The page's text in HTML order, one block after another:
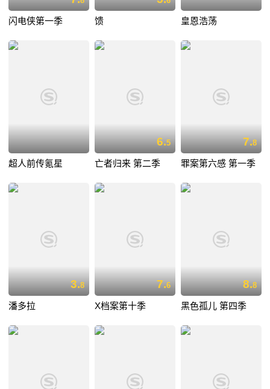
闪电侠第一季 馈 皇恩浩荡
超人前传氪星
6.5
亡者归来 第二季
7.8
罪案第六感 第一季
3.8
潘多拉
7.6
X档案第十季
8.8
黑色孤儿 第四季